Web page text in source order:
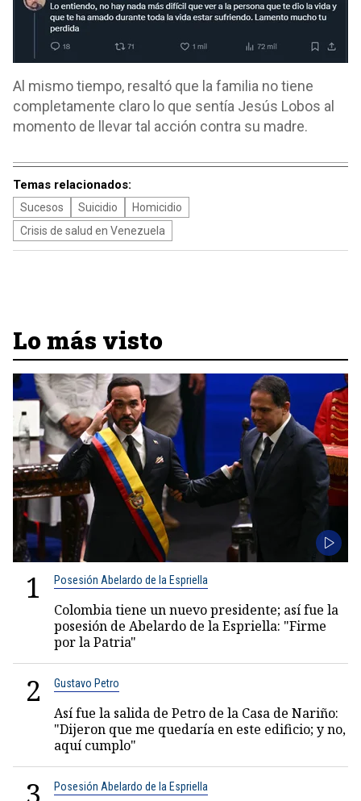
Al mismo tiempo, resaltó que la familia no tiene
completamente claro lo que sentía Jesús Lobos al
momento de llevar tal acción contra su madre.
Temas relacionados:
Sucesos Suicidio
Homicidio
Crisis de salud en Venezuela
Lo más visto
1 Posesión Abelardo de la Espriella
Colombia tiene un nuevo presidente; así fue la
posesión de Abelardo de la Espriella: "Firme
por la Patria"
2 Gustavo Petro
Así fue la salida de Petro de la Casa de Nariño:
"Dijeron que me quedaría en este edificio; y no,
aquí cumplo"
Posesión Abelardo de la Espriella